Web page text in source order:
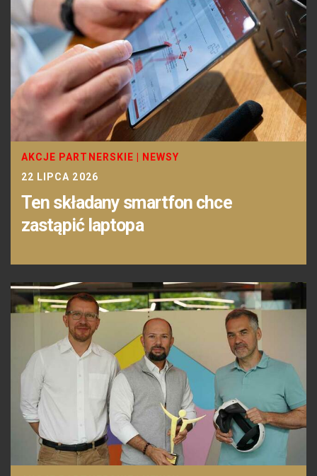
AKCJE PARTNERSKIE
NEWSY
22 LIPCA 2026
Ten składany smartfon chce
zastąpić laptopa